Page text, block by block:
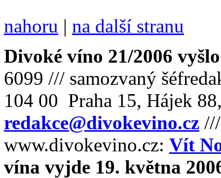
nahoru | na další stranu
Divoké víno 21/2006
6099 /// samozvaný
104 00 Praha 15, Hájek
redakce@divokevino.cz
www.divokevino.cz: Vít
vína vyjde 19. května